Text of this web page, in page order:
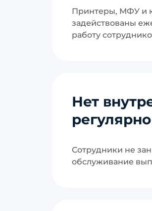
Принтеры, МФУ и
задействованы
работу
Нет
Сотрудники не
обслуживание